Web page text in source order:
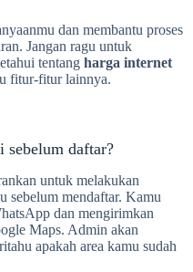
dan membantu proses
Jangan ragu untuk
tentang harga internet
fitur-fitur lainnya.
sebelum daftar?
untuk melakukan
sebelum mendaftar. Kamu
dan mengirimkan
Maps. Admin akan
apakah area kamu sudah